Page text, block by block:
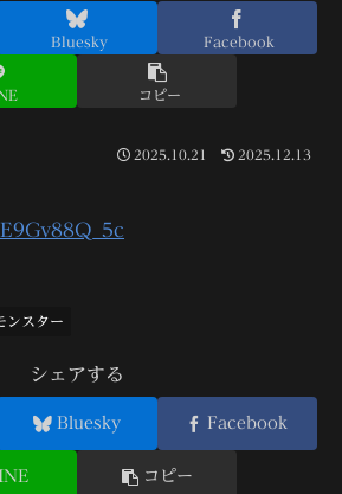
Bluesky Facebook
コピー
2025.10.21 2025.12.13
ンスター
シェアする
Bluesky Facebook
コピー